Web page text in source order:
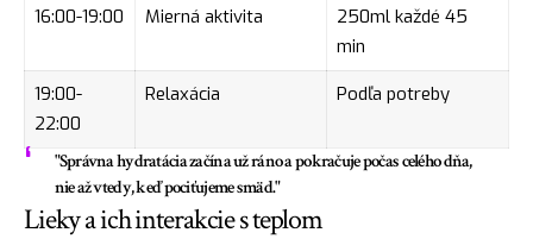
16:00-19:00
Mierná aktivita
250ml každé 45
min
19:00-
22:00
Relaxácia Podľa potreby
"Správna hydratácia začína už ráno a pokračuje počas celého dňa,
nie až vtedy, keď pociťujeme smäd."
Lieky a ich interakcie s teplom